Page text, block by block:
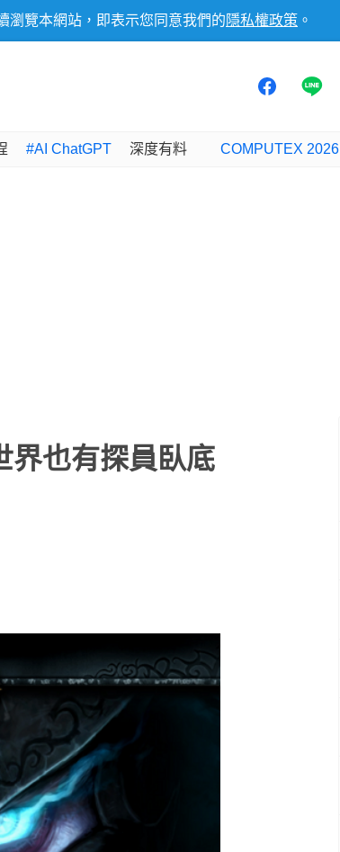
瀏覽本網站，即表示您同意我們的 隱私權政策 。
#AI ChatGPT 深度有料 COMPUTEX 2026
界也有探員臥底